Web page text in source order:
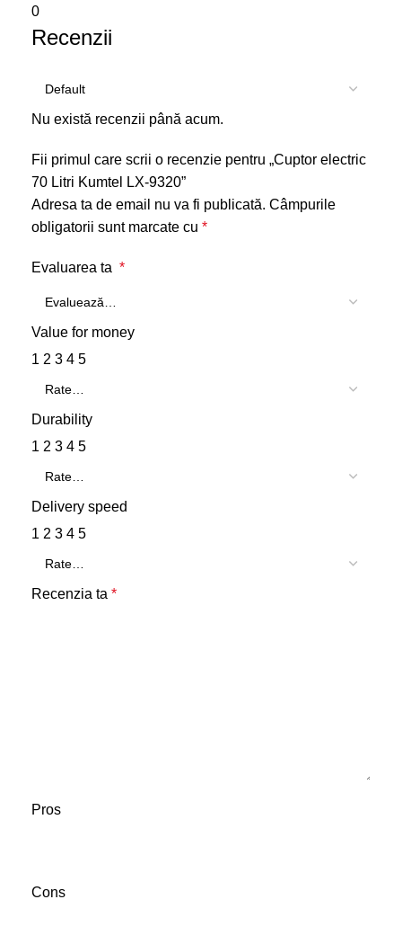
0
Recenzii
Nu există recenzii până acum.
Fii primul care scrii o recenzie pentru „Cuptor electric
70 Litri Kumtel LX-9320”
Adresa ta de email nu va fi publicată. Câmpurile
obligatorii sunt marcate cu *
Evaluarea ta *
Value for money
1 2 3 4 5
Durability
1 2 3 4 5
Delivery speed
1 2 3 4 5
Recenzia ta *
Pros
Cons